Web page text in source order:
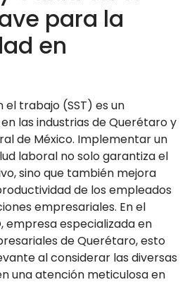
para la
en
el trabajo (SST) es un
las industrias de Querétaro y
de México. Implementar un
laboral no solo garantiza el
sino que también mejora
de los empleados
empresariales. En el
empresa especializada en
de Querétaro, esto
al considerar las diversas
una atención meticulosa en